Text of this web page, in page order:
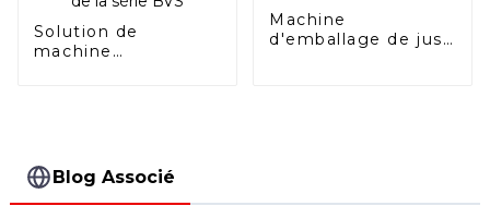
Solution de
machine
Machine
d'emballage de jus
Blog Associé